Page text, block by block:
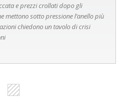
e prezzi crollati dopo gli
mettono sotto pressione l’anello più
chiedono un tavolo di crisi